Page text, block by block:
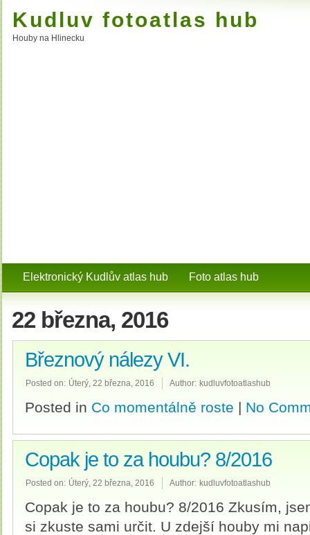
Kudluv fotoatlas hub
Houby na Hlinecku
Elektronický Kudlův atlas hub Foto atlas hub
22 března, 2016
Březnový nálezy VI.
Posted on: Úterý, 22 března, 2016 Author: kudluvfotoatlashub
Posted in Co momentálně roste | No
Copak je to za houbu? 8/2016
Posted on: Úterý, 22 března, 2016 Author: kudluvfotoatlashub
Copak je to za houbu? 8/2016 Zkusím,
si zkuste sami určit. U zdejší houby mi